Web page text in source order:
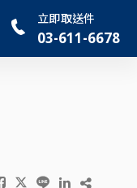
立即取送件
03-611-6678